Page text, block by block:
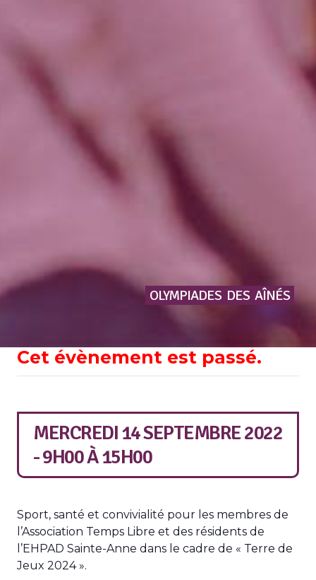
OLYMPIADES DES AÎNÉS
Cet évènement est passé.
MERCREDI 14 SEPTEMBRE 2022
- 9H00À15H00
Sport, santé et convivialité pour les membres de
l’Association Temps Libre et des résidents de
l’EHPAD Sainte-Anne dans le cadre de « Terre de
Jeux 2024 ».